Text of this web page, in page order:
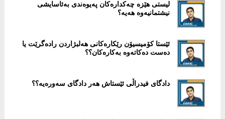
لیستی هێزە چەكدارەكان پەیوەندی بەئاسایشی
نیشتمانیەوە هەیە؟
ئێستا كۆمیسیۆن رێكارەكانی هەلبژاردن رادەگرێت یا
دەست دەكاتەوە بەكارەكان؟؟
دادگای فیدراڵی ئێستاش هەر دادگای سەورەیە؟؟